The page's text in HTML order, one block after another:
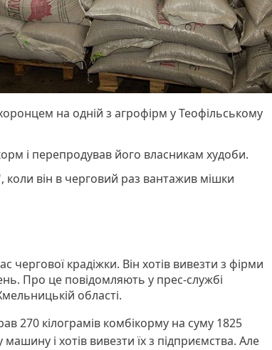
на одній з агрофірм у Теофільському
і перепродував його власникам худоби.
він в черговий раз вантажив мішки
чергової крадіжки. Він хотів вивезти з фірми
Про це повідомляють у прес-службі
області.
270 кілограмів комбікорму на суму 1825
і хотів вивезти їх з підприємства. Але